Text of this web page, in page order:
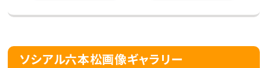
ソシアル六本松画像ギャラリー